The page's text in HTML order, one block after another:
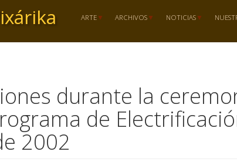
ARTE ARCHIVOS NOTICIAS
durante la
de
2002